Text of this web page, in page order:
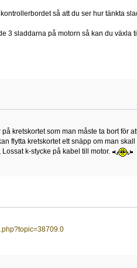
så att du ser hur tänkta
3 sladdarna på motorn så kan du växla
kretskortet som man måste ta bort för
flytta kretskortet ett snäpp om man
k-stycke på kabel till motor.